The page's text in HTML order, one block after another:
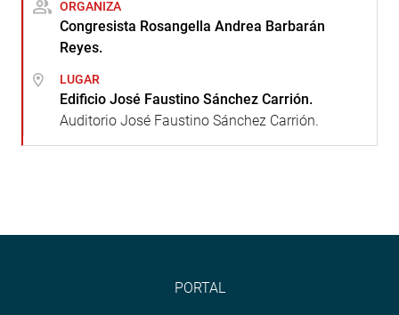
ORGANIZA
Congresista Rosangella Andrea Barbarán
Reyes.
LUGAR
Edificio José Faustino Sánchez Carrión.
Auditorio José Faustino Sánchez Carrión.
PORTAL